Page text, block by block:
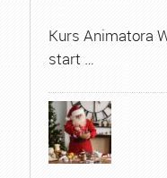
Kurs Animatora
start …